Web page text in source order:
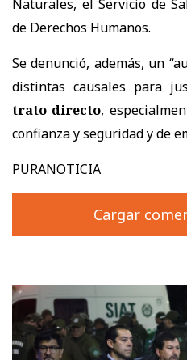
Naturales, el Servicio de
de Derechos Humanos.
Se denunció, además, un
distintas causales para
trato directo,
confianza y seguridad y de
PURANOTICIA
Cargar